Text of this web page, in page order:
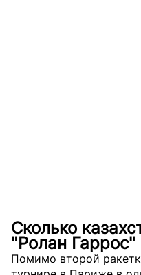
Сколько
"Ролан Гаррос"
Помимо второй